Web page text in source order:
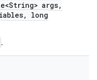
args,
,
long
.